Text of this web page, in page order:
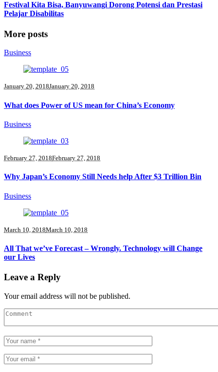
Festival Kita Bisa, Banyuwangi Dorong Potensi dan Prestasi
Pelajar Disabilitas
More posts
Business
January 20, 2018January 20, 2018
What does Power of US mean for China’s Economy
Business
February 27, 2018February 27, 2018
Why Japan’s Economy Still Needs help After $3 Trillion Bin
Business
March 10, 2018March 10, 2018
All That we’ve Forecast – Wrongly. Technology will Change
our Lives
Leave a Reply
Your email address will not be published.